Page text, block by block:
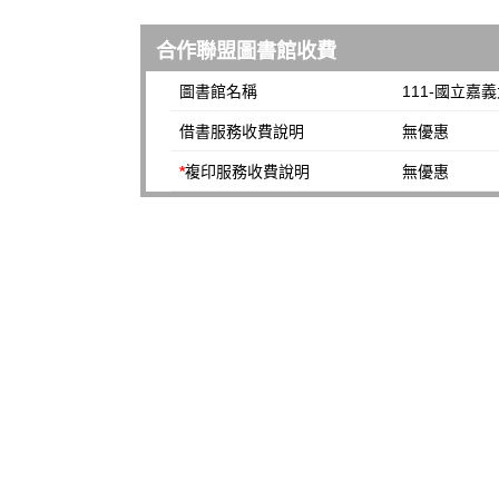
合作聯盟圖書館收費
圖書館名稱 111-國立嘉
借書服務收費說明 無優惠
*複印服務收費說明 無優惠